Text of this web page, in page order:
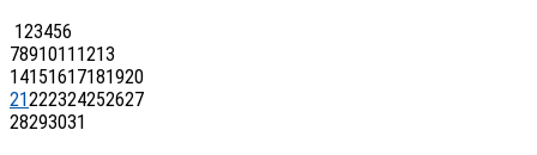
123456
7891011 1213
14151617181920
21222324252627
28293031